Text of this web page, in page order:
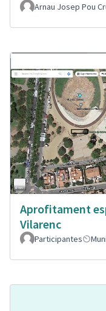
Arnau Josep Pou
Aprofitament
Vilarenc
Participantes